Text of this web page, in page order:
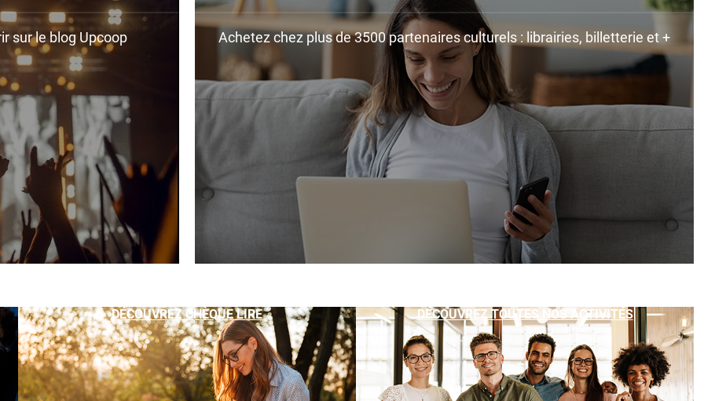
sur le blog Upcoop Achetez chez plus de 3500 partenaires culturels : librairies, billetterie et +
DÉCOUVREZ CHÈQUE LIRE DÉCOUVREZ TOUTES NOS ACTIVITÉS